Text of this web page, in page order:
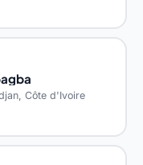
Côte d'Ivoire